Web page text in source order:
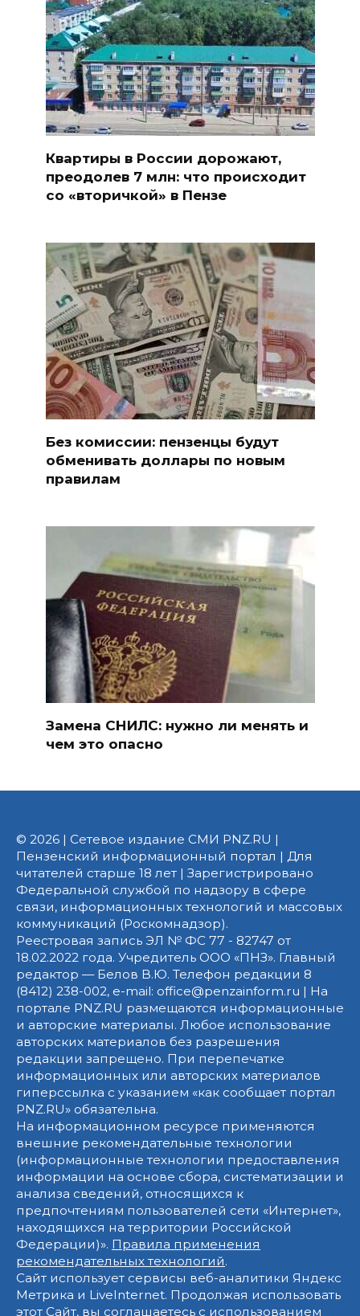
Квартиры в России дорожают,
преодолев 7 млн: что происходит
со «вторичкой» в Пензе
Без комиссии: пензенцы будут
обменивать доллары по новым
правилам
Замена СНИЛС: нужно ли менять и
чем это опасно
© 2026 | Сетевое издание СМИ PNZ.RU |
Пензенский информационный портал | Для
читателей старше 18 лет | Зарегистрировано
Федеральной службой по надзору в сфере
связи, информационных технологий и массовых
коммуникаций (Роскомнадзор).
Реестровая запись ЭЛ № ФС 77 - 82747 от
18.02.2022 года. Учредитель ООО «ПНЗ». Главный
редактор — Белов В.Ю. Телефон редакции 8
(8412) 238-002, e-mail: office@penzainform.ru | На
портале PNZ.RU размещаются информационные
и авторские материалы. Любое использование
авторских материалов без разрешения
редакции запрещено. При перепечатке
информационных или авторских материалов
гиперссылка с указанием «как сообщает портал
PNZ.RU» обязательна.
На информационном ресурсе применяются
внешние рекомендательные технологии
(информационные технологии предоставления
информации на основе сбора, систематизации и
анализа сведений, относящихся к
предпочтениям пользователей сети «Интернет»,
находящихся на территории Российской
Федерации)». Правила применения
рекомендательных технологий.
Сайт использует сервисы веб-аналитики Яндекс
Метрика и LiveInternet. Продолжая использовать
этот Сайт, вы соглашаетесь с использованием